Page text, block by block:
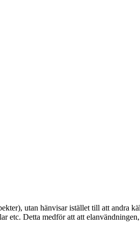
utan hänvisar istället till att andra
etc. Detta medför att att